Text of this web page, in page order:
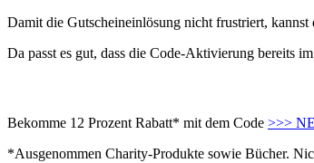
Damit die Gutscheineinlösung nicht frustriert,
Da passt es gut, dass die Code-Aktivierung bereits
Bekomme 12 Prozent Rabatt* mit dem Code >>>
*Ausgenommen Charity-Produkte sowie Bücher.